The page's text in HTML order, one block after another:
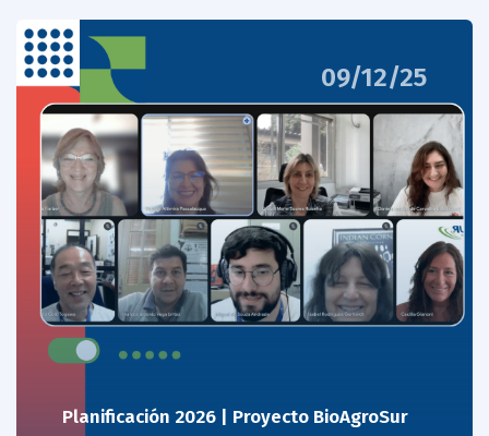
09/12/25
Planificación 2026 | Proyecto BioAgroSur